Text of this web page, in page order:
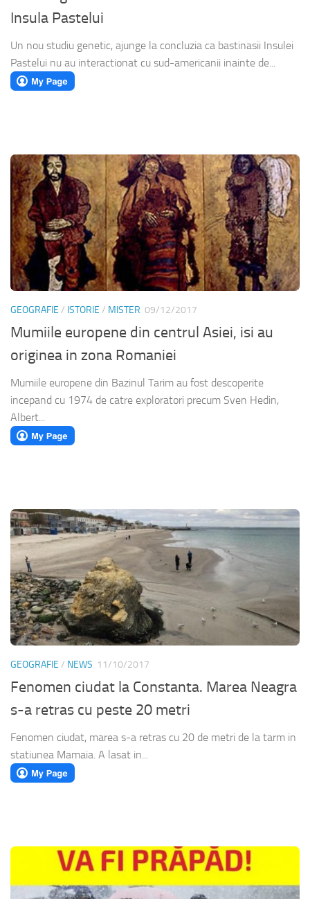
Insula Pastelui
Un nou studiu genetic, ajunge la concluzia ca bastinasii Insulei
Pastelui nu au interactionat cu sud-americanii inainte de...
GEOGRAFIE / ISTORIE / MISTER 09/12/2017
Mumiile europene din centrul Asiei, isi au
originea in zona Romaniei
Mumiile europene din Bazinul Tarim au fost descoperite
incepand cu 1974 de catre exploratori precum Sven Hedin,
Albert...
GEOGRAFIE / NEWS 11/10/2017
Fenomen ciudat la Constanta. Marea Neagra
s-a retras cu peste 20 metri
Fenomen ciudat, marea s-a retras cu 20 de metri de la tarm in
statiunea Mamaia. A lasat in...